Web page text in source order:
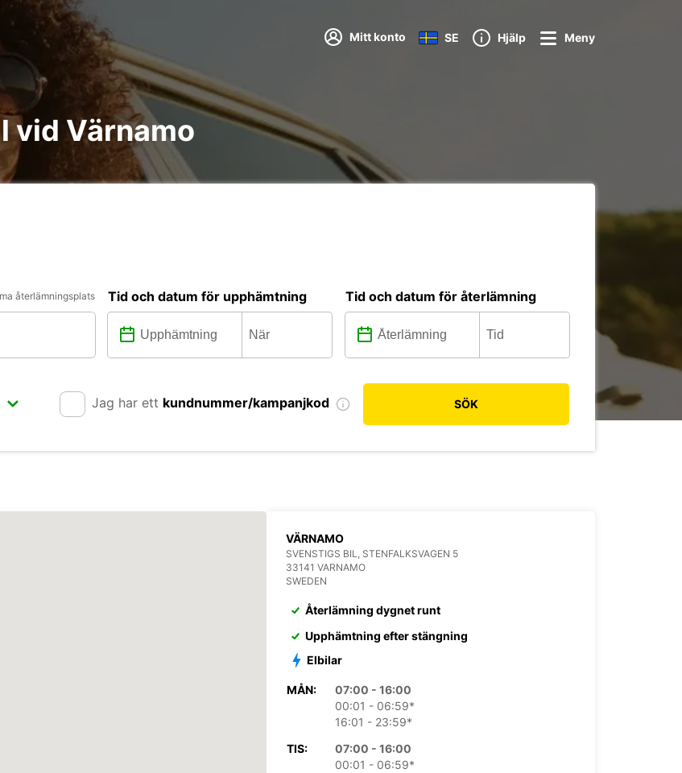
Mitt konto SE Hjälp Meny
vid Värnamo
återlämningsplats Tid och datum för upphämtning Tid och datum för återlämning
Jag har ett kundnummer/kampanjkod SÖK
VÄRNAMO
SVENSTIGS BIL, STENFALKSVAGEN 5
33141 VARNAMO
SWEDEN
Återlämning dygnet runt
Upphämtning efter stängning
Elbilar
MÅN:
07:00 - 16:00
00:01 - 06:59*
16:01 - 23:59*
TIS:
07:00 - 16:00
00:01 - 06:59*